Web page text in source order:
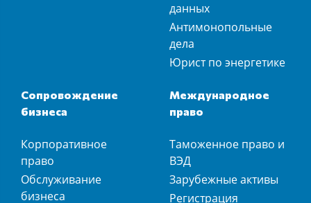
данных
Антимонопольные
дела
Юрист по энергетике
Сопровождение
бизнеса
Корпоративное
право
Обслуживание
бизнеса
Международное
право
Таможенное право и
ВЭД
Зарубежные активы
Регистрация